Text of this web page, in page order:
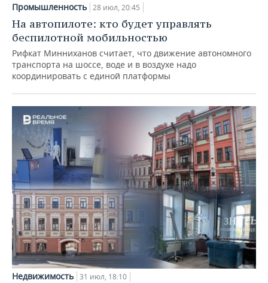
Промышленность 28 июл, 20:45
На автопилоте: кто будет управлять
беспилотной мобильностью
Рифкат Минниханов считает, что движение автономного
транспорта на шоссе, воде и в воздухе надо
координировать с единой платформы
Недвижимость 31 июл, 18:10